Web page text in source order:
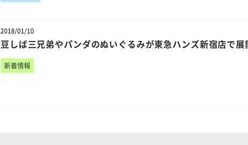
2018/01/10
豆しば三兄弟やパンダのぬいぐるみが東急ハンズ新宿店で展
新着情報